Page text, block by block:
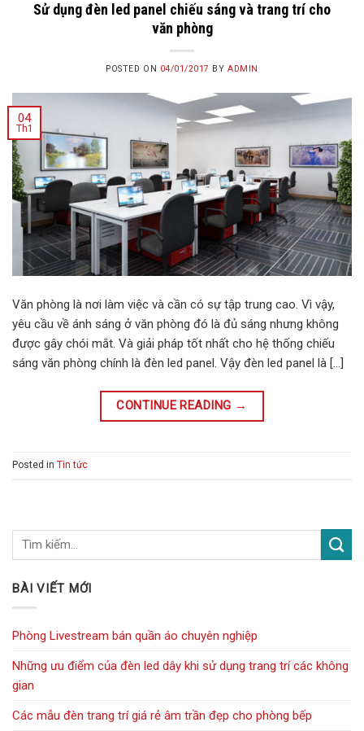
Sử dụng đèn led panel chiếu sáng và trang trí cho
văn phòng
POSTED ON 04/01/2017 BY ADMIN
04
Th1
Văn phòng là nơi làm việc và cần có sự tập trung cao. Vì vậy,
yêu cầu về ánh sáng ở văn phòng đó là đủ sáng nhưng không
được gây chói mắt. Và giải pháp tốt nhất cho hệ thống chiếu
sáng văn phòng chính là đèn led panel. Vậy đèn led panel là […]
CONTINUE READING →
Posted in Tin tức
BÀI VIẾT MỚI
Phòng Livestream bán quần áo chuyên nghiệp
Những ưu điểm của đèn led dây khi sử dụng trang trí các không
gian
Các mẫu đèn trang trí giá rẻ âm trần đẹp cho phòng bếp